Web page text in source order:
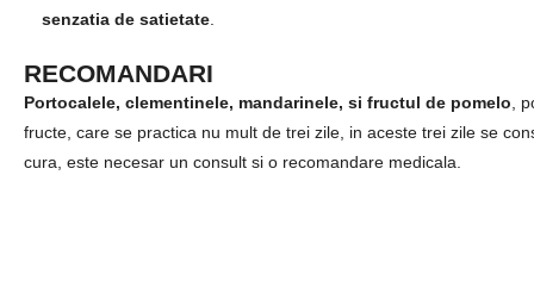
senzatia de satietate
RECOMANDARI
Portocalele, clementinele, mandarinele, si fructul de pomelo ,
fructe, care se practica nu mult de trei zile, in aceste trei zile se
cura, este necesar un consult si o recomandare medicala.